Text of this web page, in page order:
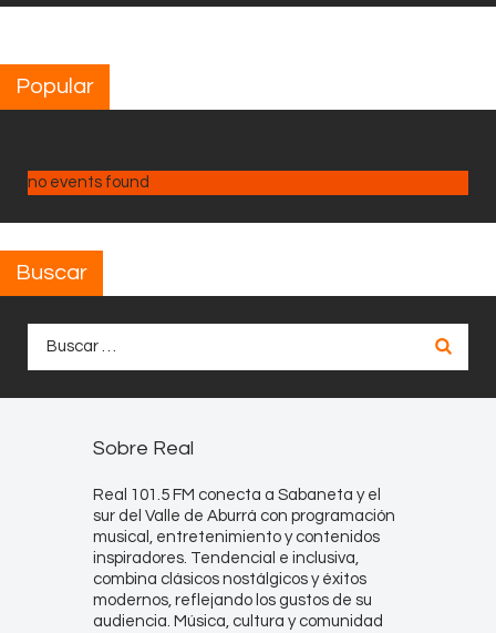
Popular
no events found
Buscar
Sobre Real
Real 101.5 FM conecta a Sabaneta y el
sur del Valle de Aburrá con programación
musical, entretenimiento y contenidos
inspiradores. Tendencial e inclusiva,
combina clásicos nostálgicos y éxitos
modernos, reflejando los gustos de su
audiencia. Música, cultura y comunidad